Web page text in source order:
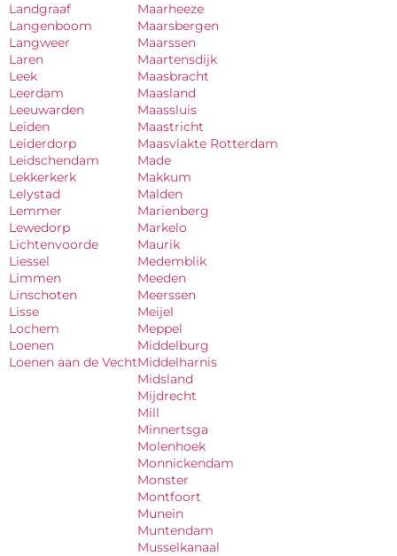
Landgraaf
Langenboom
Langweer
Laren
Leek
Leerdam
Leeuwarden
Leiden
Leiderdorp
Leidschendam
Lekkerkerk
Lelystad
Lemmer
Lewedorp
Lichtenvoorde
Liessel
Limmen
Linschoten
Lisse
Lochem
Loenen
Loenen aan de Vecht
Maarheeze
Maarsbergen
Maarssen
Maartensdijk
Maasbracht
Maasland
Maassluis
Maastricht
Maasvlakte Rotterdam
Made
Makkum
Malden
Marienberg
Markelo
Maurik
Medemblik
Meeden
Meerssen
Meijel
Meppel
Middelburg
Middelharnis
Midsland
Mijdrecht
Mill
Minnertsga
Molenhoek
Monnickendam
Monster
Montfoort
Munein
Muntendam
Musselkanaal